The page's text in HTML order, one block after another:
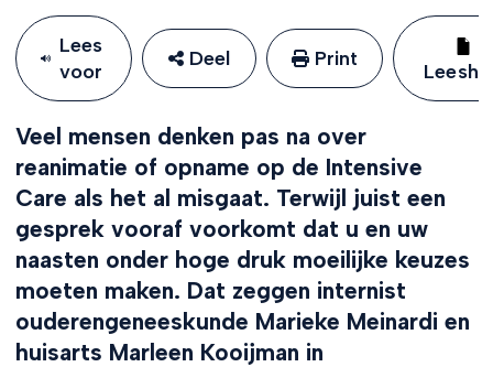
Lees
voor
Deel Print
Veel mensen denken pas na over
reanimatie of opname op de Intensive
Care als het al misgaat. Terwijl juist een
gesprek vooraf voorkomt dat u en uw
naasten onder hoge druk moeilijke keuzes
moeten maken. Dat zeggen internist
ouderengeneeskunde Marieke Meinardi en
huisarts Marleen Kooijman in